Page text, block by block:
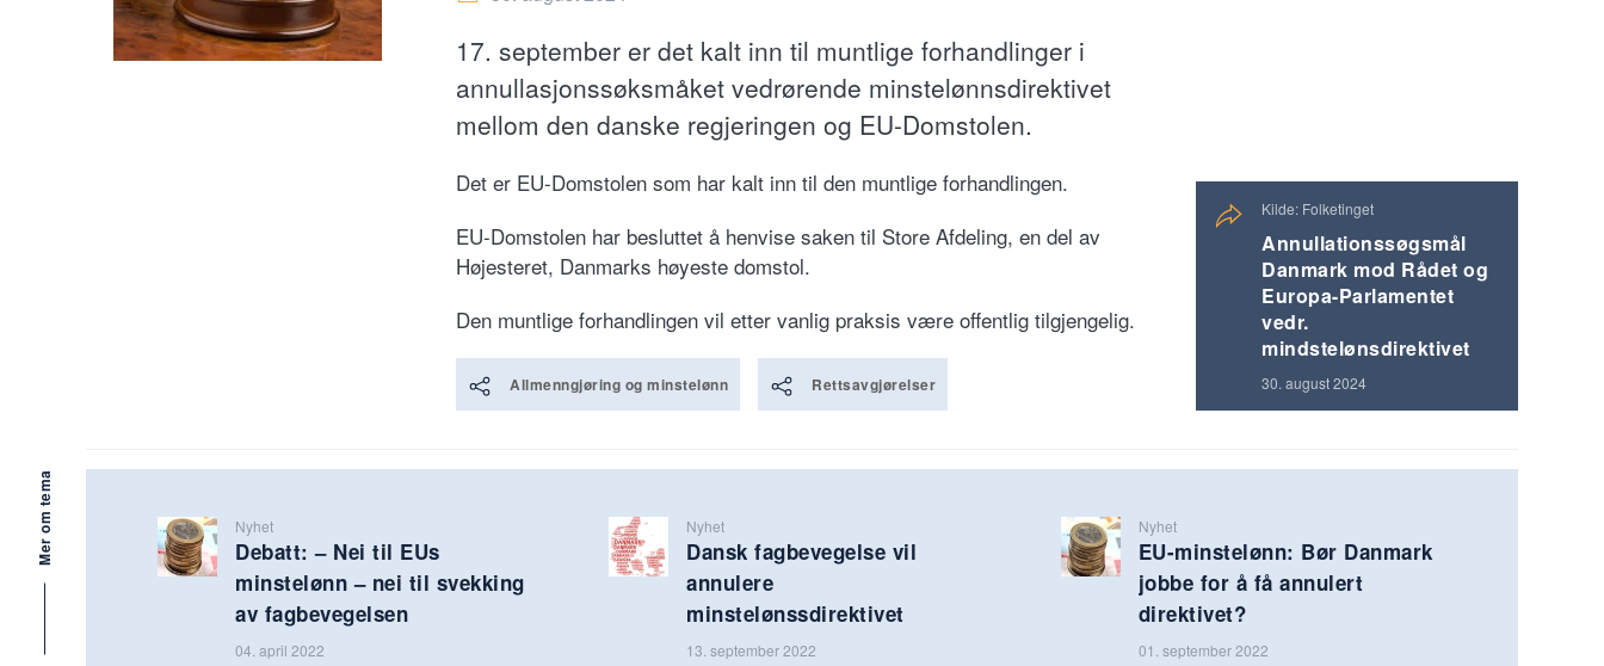
17. september er det kalt inn til muntlige forhandlinger i
annullasjonssøksmåket vedrørende minstelønnsdirektivet
mellom den danske regjeringen og EU-Domstolen.
Det er EU-Domstolen som har kalt inn til den muntlige forhandlingen.
EU-Domstolen har besluttet å henvise saken til Store Afdeling, en del av
Højesteret, Danmarks høyeste domstol.
Den muntlige forhandlingen vil etter vanlig praksis være offentlig tilgjengelig.
Allmenngjøring og minstelønn Rettsavgjørelser
Kilde: Folketinget
Annullationssøgsmål
Danmark mod Rådet og
Europa-Parlamentet
vedr.
mindstelønsdirektivet
30. august 2024
Nyhet
Debatt: – Nei til EUs
minstelønn – nei til svekking
av fagbevegelsen
04. april 2022
Nyhet
Dansk fagbevegelse vil
annulere
minstelønssdirektivet
13. september 2022
Nyhet
EU-minstelønn: Bør Danmark
jobbe for å få annulert
direktivet?
01. september 2022
Mer om tema